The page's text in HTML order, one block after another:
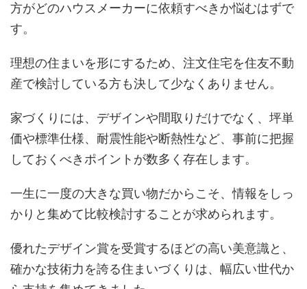
方がどのハウスメーカーに依頼すべきか悩むはずで
す。
理想の住まいを形にするため、注文住宅を住友不動
産で検討している方も決して少なくありません。
家づくりには、デザインや間取りだけでなく、坪単
価や標準仕様、耐震性能や断熱性など、事前に把握
しておくべきポイントが数多く存在します。
一生に一度の大きな買い物だからこそ、情報をしっ
かりと集めて比較検討することが求められます。
優れたデザイン賞を受賞するほどの高い美意識と、
確かな技術力を誇る住まいづくりは、幅広い世代か